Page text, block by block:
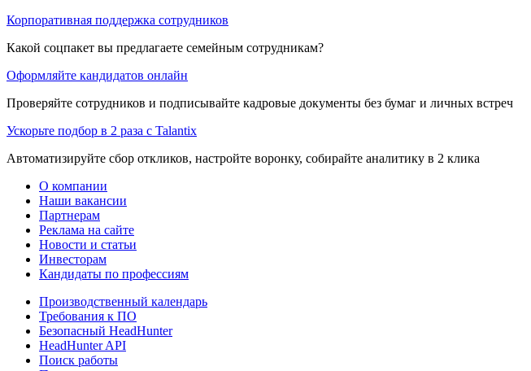
Корпоративная поддержка сотрудников
Какой соцпакет вы предлагаете семейным сотрудникам?
Оформляйте кандидатов онлайн
Проверяйте сотрудников и подписывайте кадровые документы без бумаг и личных встреч
Ускорьте подбор в 2 раза с Talantix
Автоматизируйте сбор откликов, настройте воронку, собирайте аналитику в 2 клика
О компании
Наши вакансии
Партнерам
Реклама на сайте
Новости и статьи
Инвесторам
Кандидаты по профессиям
Производственный календарь
Требования к ПО
Безопасный HeadHunter
HeadHunter API
Поиск работы